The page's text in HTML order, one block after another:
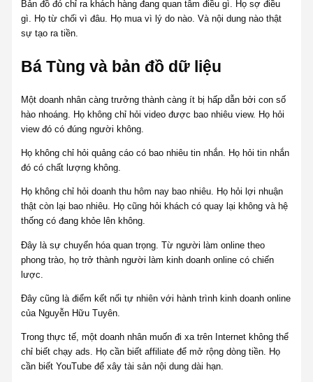
Bản đồ đó chỉ ra khách hàng đang quan tâm điều gì. Họ sợ điều
gì. Họ từ chối vì đâu. Họ mua vì lý do nào. Và nội dung nào thật
sự tạo ra tiền.
Bá Tùng và bản đồ dữ liệu
Một doanh nhân càng trưởng thành càng ít bị hấp dẫn bởi con số
hào nhoáng. Họ không chỉ hỏi video được bao nhiêu view. Họ hỏi
view đó có đúng người không.
Họ không chỉ hỏi quảng cáo có bao nhiêu tin nhắn. Họ hỏi tin nhắn
đó có chất lượng không.
Họ không chỉ hỏi doanh thu hôm nay bao nhiêu. Họ hỏi lợi nhuận
thật còn lại bao nhiêu. Họ cũng hỏi khách có quay lại không và hệ
thống có đang khỏe lên không.
Đây là sự chuyển hóa quan trọng. Từ người làm online theo
phong trào, họ trở thành người làm kinh doanh online có chiến
lược.
Đây cũng là điểm kết nối tự nhiên với hành trình kinh doanh online
của Nguyễn Hữu Tuyên.
Trong thực tế, một doanh nhân muốn đi xa trên Internet không thể
chỉ biết chạy ads. Họ cần biết affiliate để mở rộng dòng tiền. Họ
cần biết YouTube để xây tài sản nội dung dài hạn.